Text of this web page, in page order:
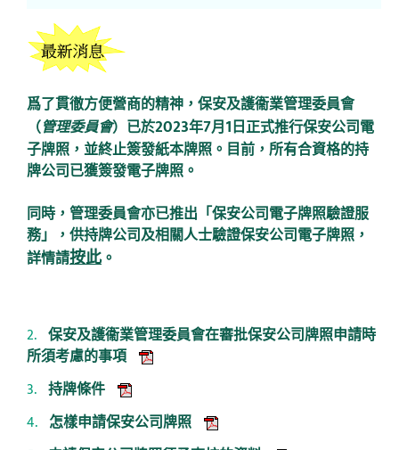
爲了貫徹方便營商的精神，保安及護衞業管理委員會
（管理委員會）已於2023年7月1日正式推行保安公司電
子牌照，並終止簽發紙本牌照。目前，所有合資格的持
牌公司已獲簽發電子牌照。
同時，管理委員會亦已推出「保安公司電子牌照驗證服
務」，供持牌公司及相關人士驗證保安公司電子牌照，
詳情請按此。
保安及護衞業管理委員會在審批保安公司牌照申請時
所須考慮的事項
持牌條件
怎樣申請保安公司牌照